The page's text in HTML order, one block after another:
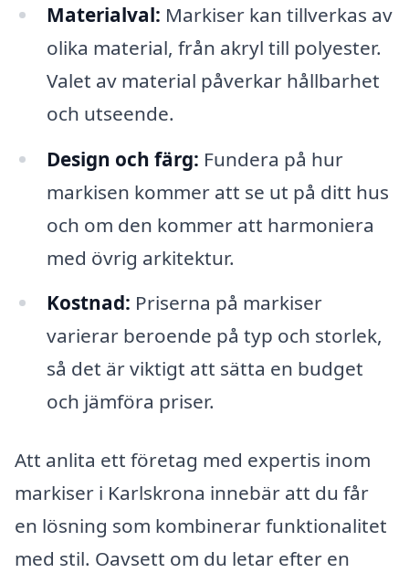
Materialval: Markiser kan tillverkas av
olika material, från akryl till polyester.
Valet av material påverkar hållbarhet
och utseende.
Design och färg: Fundera på hur
markisen kommer att se ut på ditt hus
och om den kommer att harmoniera
med övrig arkitektur.
Kostnad: Priserna på markiser
varierar beroende på typ och storlek,
så det är viktigt att sätta en budget
och jämföra priser.
Att anlita ett företag med expertis inom
markiser i Karlskrona innebär att du får
en lösning som kombinerar funktionalitet
med stil. Oavsett om du letar efter en